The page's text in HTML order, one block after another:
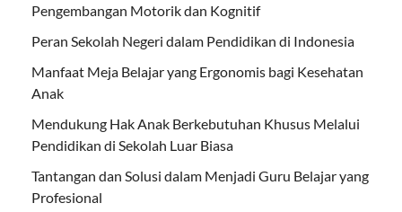
Pengembangan Motorik dan Kognitif
Peran Sekolah Negeri dalam Pendidikan di Indonesia
Manfaat Meja Belajar yang Ergonomis bagi Kesehatan
Anak
Mendukung Hak Anak Berkebutuhan Khusus Melalui
Pendidikan di Sekolah Luar Biasa
Tantangan dan Solusi dalam Menjadi Guru Belajar yang
Profesional